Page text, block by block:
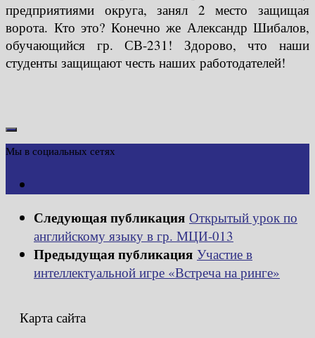
предприятиями округа, занял 2 место защищая
ворота. Кто это? Конечно же Александр Шибалов,
обучающийся гр. СВ-231! Здорово, что наши
студенты защищают честь наших работодателей!
Мы в социальных сетях
Следующая публикация Открытый урок по
английскому языку в гр. МЦИ-013
Предыдущая публикация Участие в
интеллектуальной игре «Встреча на ринге»
Карта сайта